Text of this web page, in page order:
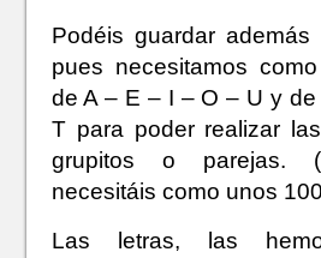
Podéis guardar
pues necesitamos
de A – E – I – O – U y
T para poder realizar
grupitos o parejas.
necesitáis como unos
Las letras, las